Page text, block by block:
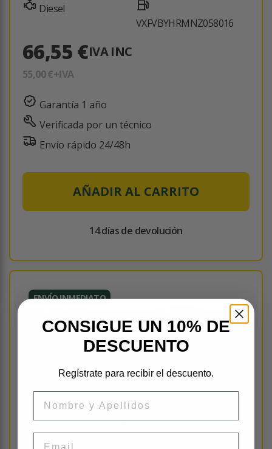
Diesel
VXFVBYHRMNZ058016
66,55 €IVA INC
55,00 €+IVA
Garantía 1 año
Verificada por un técnico
Envío rápido 24/48h
AÑADIR AL CARRITO
14 días de devolución
ENVÍO INMEDIATO
CONSIGUE UN 10% DE
DESCUENTO
Regístrate para recibir el descuento.